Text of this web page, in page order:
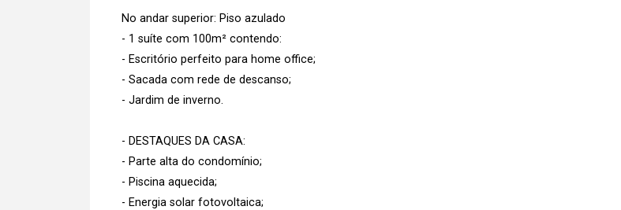
No andar superior: Piso azulado
- 1 suíte com 100m² contendo:
- Escritório perfeito para home office;
- Sacada com rede de descanso;
- Jardim de inverno.
- DESTAQUES DA CASA:
- Parte alta do condomínio;
- Piscina aquecida;
- Energia solar fotovoltaica;